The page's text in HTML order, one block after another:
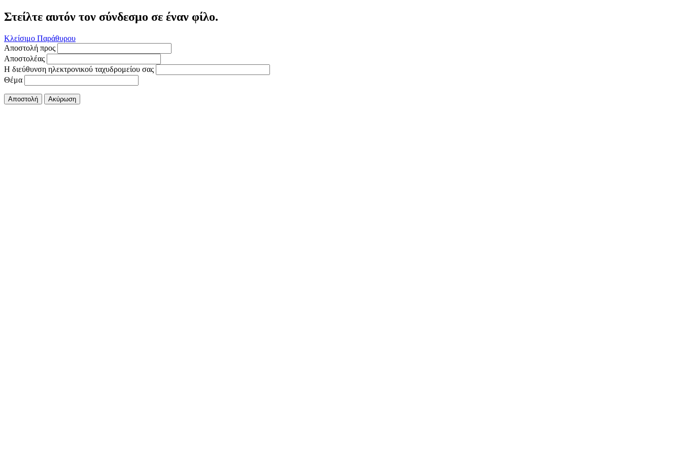
Στείλτε αυτόν τον σύνδεσμο σε έναν φίλο.
Κλείσιμο Παράθυρου
Αποστολή προς
Αποστολέας
Η διεύθυνση ηλεκτρονικού ταχυδρομείου σας
Θέμα
Αποστολή Ακύρωση